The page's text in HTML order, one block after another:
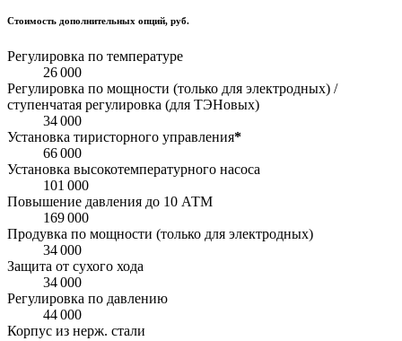
Стоимость дополнительных опций, руб.
Регулировка по температуре
26 000
Регулировка по мощности (только для электродных) /
ступенчатая регулировка (для ТЭНовых)
34 000
Установка тиристорного управления*
66 000
Установка высокотемпературного насоса
101 000
Повышение давления до 10 АТМ
169 000
Продувка по мощности (только для электродных)
34 000
Защита от сухого хода
34 000
Регулировка по давлению
44 000
Корпус из нерж. стали